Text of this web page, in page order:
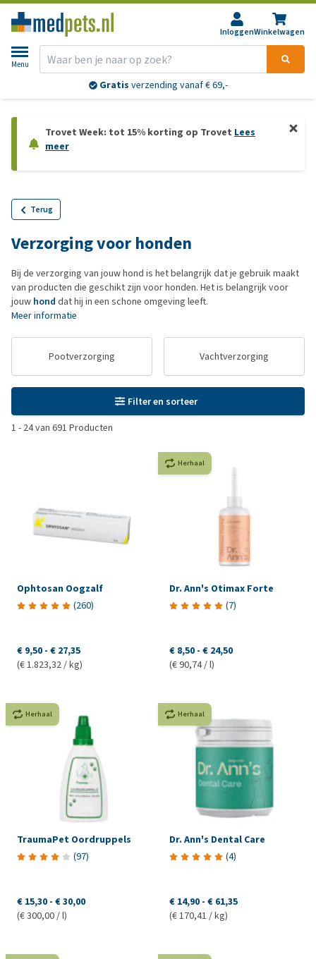
InloggenWinkelwagen
Menu
Gratis verzending vanaf € 69,-
Trovet Week: tot 15% korting op Trovet Lees
meer
Terug
Verzorging voor honden
Bij de verzorging van jouw hond is het belangrijk dat je gebruik maakt
van producten die geschikt zijn voor honden. Het is belangrijk voor
jouw hond dat hij in een schone omgeving leeft.
Meer informatie
Pootverzorging Vachtverzorging
Filter en sorteer
1 - 24van 691 Producten
Ophtosan Oogzalf
(260)
€ 9,50 - € 27,35
(€ 1.823,32 / kg)
Herhaal
Dr. Ann's Otimax Forte
(7)
€ 8,50 - € 24,50
(€ 90,74 / l)
Herhaal
TraumaPet Oordruppels
(97)
€ 15,30 - € 30,00
(€ 300,00 / l)
Herhaal
Dr. Ann's Dental Care
(4)
€ 14,90 - € 61,35
(€ 170,41 / kg)